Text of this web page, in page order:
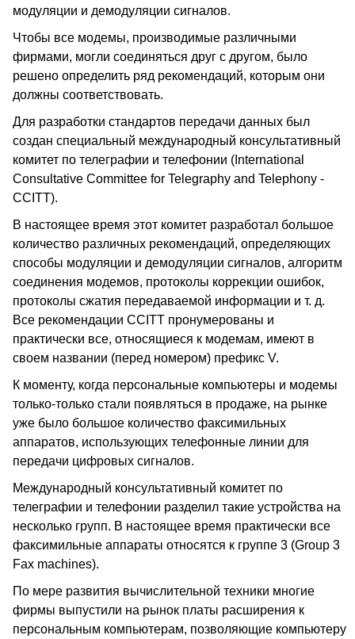
модуляции и демодуляции сигналов.
Чтобы все модемы, производимые различными
фирмами, могли соединяться друг с другом, было
решено определить ряд рекомендаций, которым они
должны соответствовать.
Для разработки стандартов передачи данных был
создан специальный международный консультативный
комитет по телеграфии и телефонии (International
Consultative Committee for Telegraphy and Telephony -
CCITT).
В настоящее время этот комитет разработал большое
количество различных рекомендаций, определяющих
способы модуляции и демодуляции сигналов, алгоритм
соединения модемов, протоколы коррекции ошибок,
протоколы сжатия передаваемой информации и т. д.
Все рекомендации CCITT пронумерованы и
практически все, относящиеся к модемам, имеют в
своем названии (перед номером) префикс V.
К моменту, когда персональные компьютеры и модемы
только-только стали появляться в продаже, на рынке
уже было большое количество факсимильных
аппаратов, использующих телефонные линии для
передачи цифровых сигналов.
Международный консультативный комитет по
телеграфии и телефонии разделил такие устройства на
несколько групп. В настоящее время практически все
факсимильные аппараты относятся к группе 3 (Group 3
Fax machines).
По мере развития вычислительной техники многие
фирмы выпустили на рынок платы расширения к
персональным компьютерам, позволяющие компьютеру